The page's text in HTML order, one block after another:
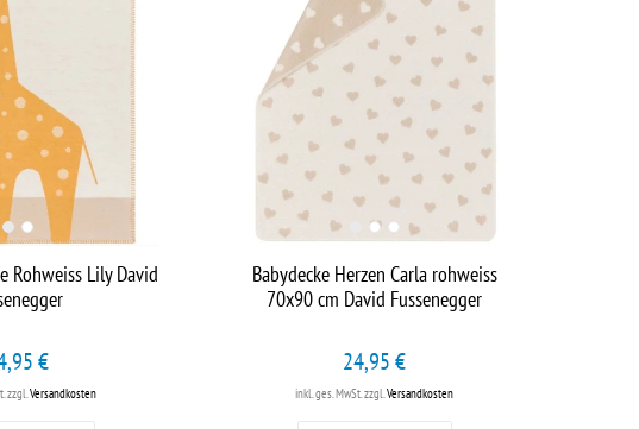
Rohweiss Lily David
€
zzgl.Versandkosten
Babydecke Herzen Carla rohweiss
70x90 cm David Fussenegger
24,95 €
inkl. ges. MwSt. zzgl.Versandkosten